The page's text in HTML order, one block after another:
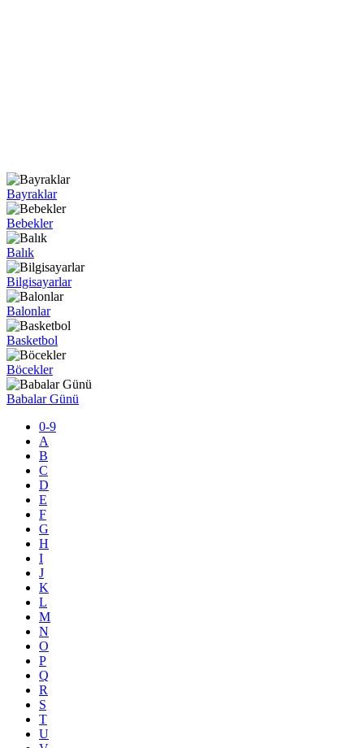
Bayraklar
Bebekler
Balık
Bilgisayarlar
Balonlar
Basketbol
Böcekler
Babalar Günü
0-9
A
B
C
D
E
F
G
H
I
J
K
L
M
N
O
P
Q
R
S
T
U